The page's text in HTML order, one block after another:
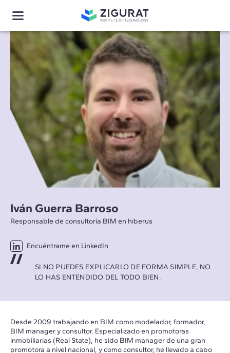
Iván Guerra Barroso
Responsable de consultoría BIM en hiberus
Encuéntrame en LinkedIn
SI NO PUEDES EXPLICARLO DE FORMA SIMPLE, NO
LO HAS ENTENDIDO DEL TODO BIEN.
Desde 2009 trabajando en BIM como modelador, formador,
BIM manager y consultor. Especializado en promotoras
inmobiliarias (Real State), he sido BIM manager de una gran
promotora a nivel nacional, y como consultor, he llevado a cabo